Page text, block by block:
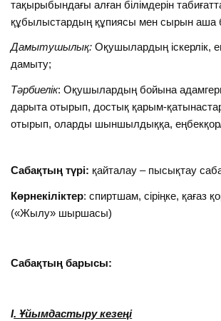
тақырыбындағы алған білімдерін
құбылыстардың құпиясы мен сырын аша
Дамытушылық: Оқушылардың іскерлік,
дамыту;
Тәрбиелік: Оқушылардың бойына
дарыта отырып, достық қарым-
отырып, оларды шыншылдыққа,
Сабақтың түрі: қайталау – пысықтау
Көрнекіліктер: спиртшам, сіріңке, қағаз
(«Жылу» шыршасы)
Сабақтың барысы:
І. Ұйымдастыру кезеңі